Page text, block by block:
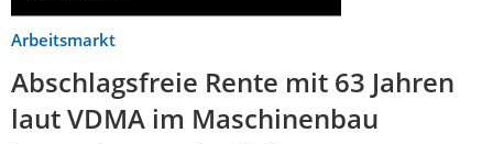
Arbeitsmarkt
Abschlagsfreie Rente mit 63 Jahren
laut VDMA im Maschinenbau